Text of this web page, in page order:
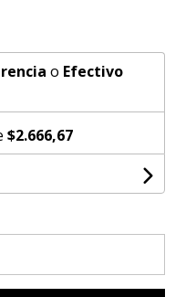
o Efectivo
$2.666,67